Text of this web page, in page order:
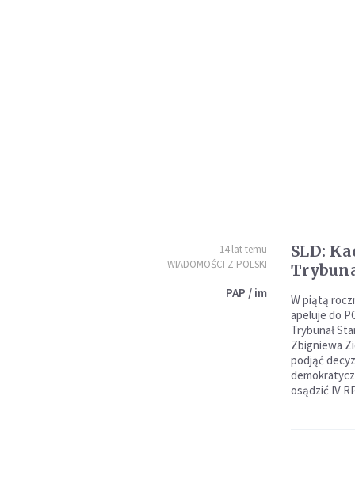
14 lat temu
WIADOMOŚCI Z POLSKI
PAP / im
SLD:
W piątą
apeluje do
Trybunał
Zbigniewa
podjąć
osądzić IV